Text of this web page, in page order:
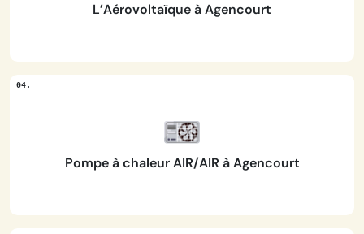
L’Aérovoltaïque à Agencourt
Pompe à chaleur AIR/AIR à Agencourt